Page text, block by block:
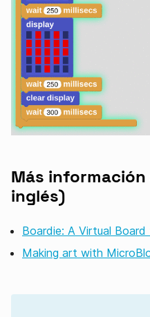
Más
inglés)
Boardie: A Virtual
Making art with